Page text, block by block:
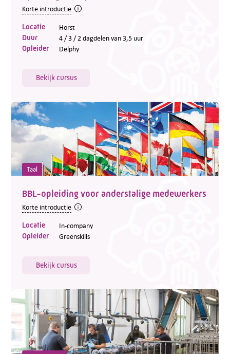
Korte introductie
Locatie Horst
Duur 4 / 3 / 2 dagdelen van 3,5 uur
Opleider Delphy
Bekijk cursus
Taal
BBL-opleiding voor anderstalige medewerkers
Korte introductie
Locatie In-company
Opleider Greenskills
Bekijk cursus